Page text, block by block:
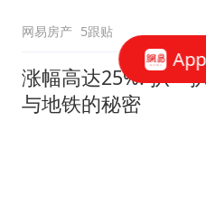
网易房产 5跟贴
涨幅高达25%! 扒一
与地铁的秘密